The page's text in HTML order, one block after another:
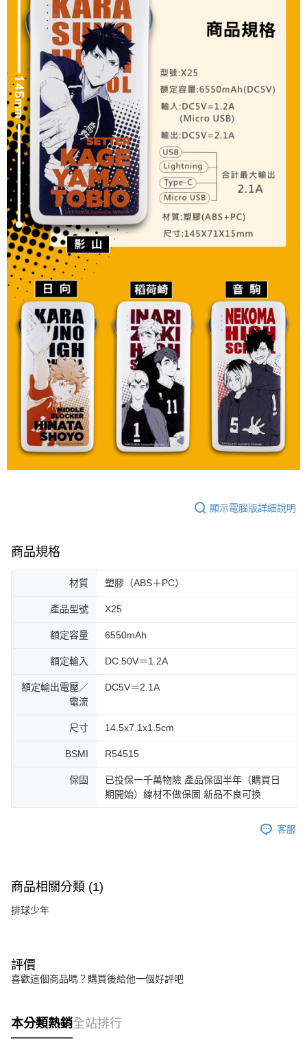
顯示電腦版詳細說明
商品規格
材質 塑膠（ABS＋PC）
產品型號 X25
額定容量 6550mAh
額定輸入 DC.50V＝1.2A
額定輸出電壓／
電流
DC5V＝2.1A
尺寸 14.5x7.1x1.5cm
BSMI R54515
保固
已投保一千萬物險 產品保固半年（購買日
期開始）線材不做保固 新品不良可換
客服
商品相關分類 (1)
排球少年
評價
喜歡這個商品嗎？購買後給他一個好評吧
本分類熱銷全站排行